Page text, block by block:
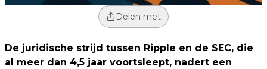
Delen met
De juridische strijd tussen Ripple en de SEC, die
al meer dan 4,5 jaar voortsleept, nadert een